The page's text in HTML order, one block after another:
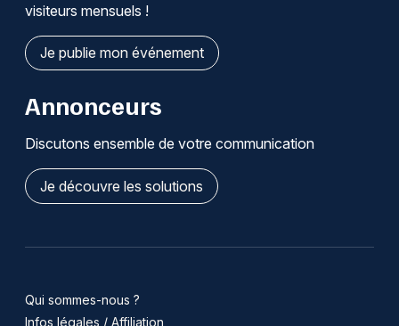
visiteurs mensuels !
Je publie mon événement
Annonceurs
Discutons ensemble de votre communication
Je découvre les solutions
Qui sommes-nous ?
Infos légales / Affiliation